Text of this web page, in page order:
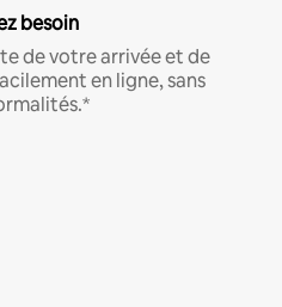
besoin
de votre arrivée et de
en ligne, sans